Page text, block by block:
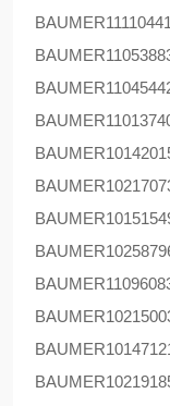
BAUMER
BAUMER
BAUMER
BAUMER
BAUMER
BAUMER
BAUMER
BAUMER
BAUMER
BAUMER
BAUMER
BAUMER